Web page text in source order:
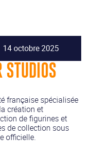
14 octobre 2025
STUDIOS
française spécialisée
création et
de figurines et
de collection sous
officielle.